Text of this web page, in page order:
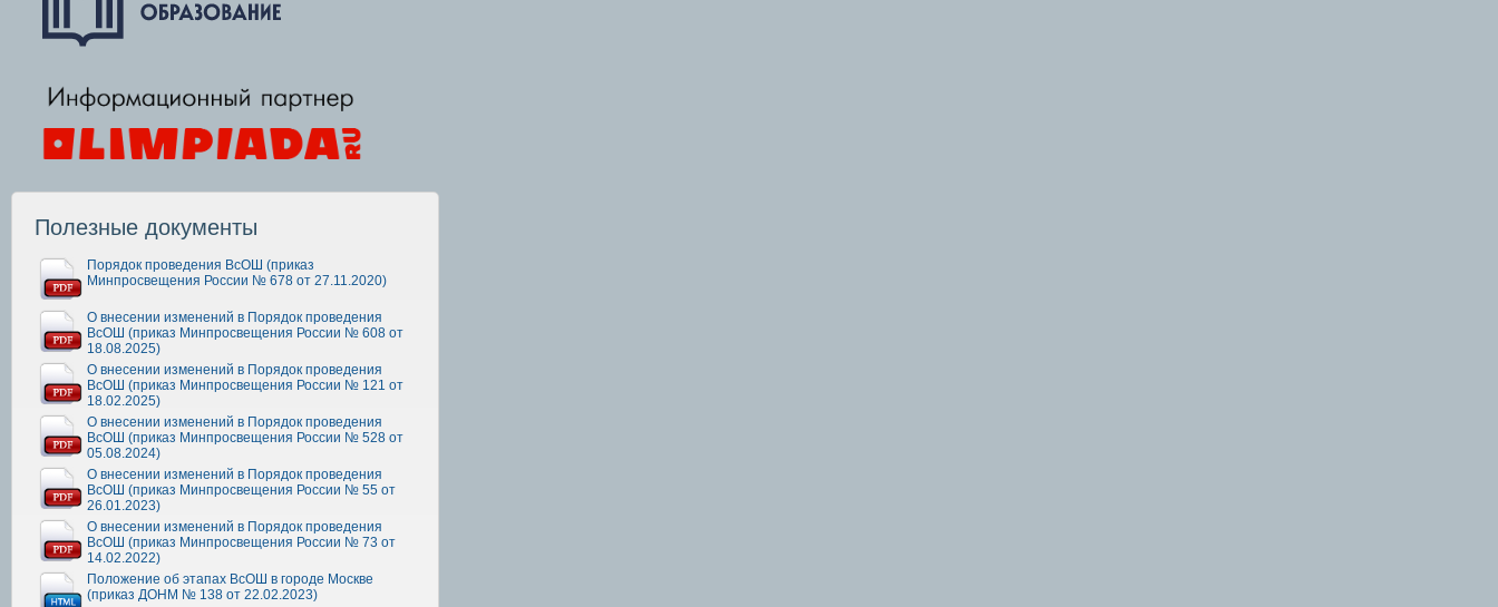
Полезные документы
Порядок проведения ВсОШ (приказ
Минпросвещения России № 678 от 27.11.2020)
О внесении изменений в Порядок проведения
ВсОШ (приказ Минпросвещения России № 608 от
18.08.2025)
О внесении изменений в Порядок проведения
ВсОШ (приказ Минпросвещения России № 121 от
18.02.2025)
О внесении изменений в Порядок проведения
ВсОШ (приказ Минпросвещения России № 528 от
05.08.2024)
О внесении изменений в Порядок проведения
ВсОШ (приказ Минпросвещения России № 55 от
26.01.2023)
О внесении изменений в Порядок проведения
ВсОШ (приказ Минпросвещения России № 73 от
14.02.2022)
Положение об этапах ВсОШ в городе Москве
(приказ ДОНМ № 138 от 22.02.2023)